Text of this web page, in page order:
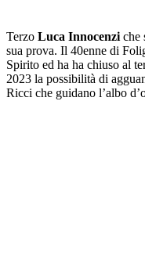
Terzo Luca Innocenzi che
sua prova. Il 40enne di
Spirito ed ha ha chiuso al
2023 la possibilità di
Ricci che guidano l’albo